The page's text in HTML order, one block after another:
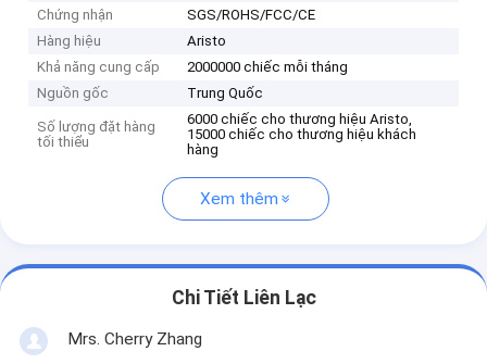
Chứng nhận
SGS/ROHS/FCC/CE
Hàng hiệu
Aristo
Khả năng cung cấp
2000000 chiếc mỗi tháng
Nguồn gốc
Trung Quốc
Số lượng đặt hàng
tối thiểu
6000 chiếc cho thương hiệu Aristo,
15000 chiếc cho thương hiệu khách
hàng
Xem thêm
Chi Tiết Liên Lạc
Mrs. Cherry Zhang